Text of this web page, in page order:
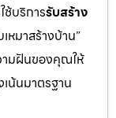
ช้บริการรับสร้าง
หมาสร้างบ้าน”
มฝันของคุณให้
น้นมาตรฐาน